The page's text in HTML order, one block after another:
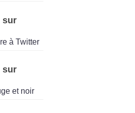
sur
à Twitter
sur
et noir